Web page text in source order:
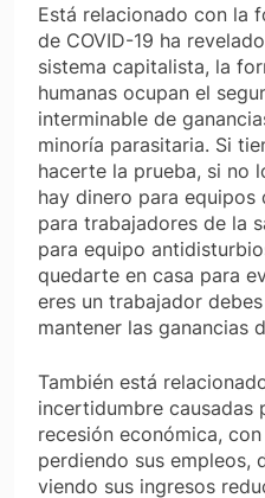
Está relacionado con la
de COVID-19 ha
sistema capitalista, la
humanas ocupan el
interminable de
minoría parasitaria. Si
hacerte la prueba, si no
hay dinero para
para trabajadores de la
para equipo
quedarte en casa para
eres un trabajador
mantener las ganancias
También está
incertidumbre causadas
recesión económica,
perdiendo sus empleos,
viendo sus ingresos